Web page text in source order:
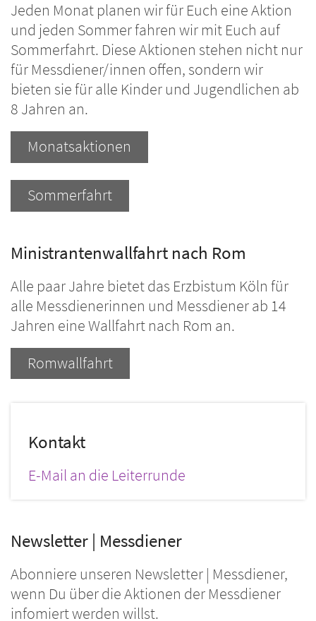
Jeden Monat planen wir für Euch eine Aktion
und jeden Sommer fahren wir mit Euch auf
Sommerfahrt. Diese Aktionen stehen nicht nur
für Messdiener/innen offen, sondern wir
bieten sie für alle Kinder und Jugendlichen ab
8 Jahren an.
Monatsaktionen
Sommerfahrt
Ministrantenwallfahrt nach Rom
Alle paar Jahre bietet das Erzbistum Köln für
alle Messdienerinnen und Messdiener ab 14
Jahren eine Wallfahrt nach Rom an.
Romwallfahrt
Kontakt
E-Mail an die Leiterrunde
Newsletter | Messdiener
Abonniere unseren Newsletter | Messdiener,
wenn Du über die Aktionen der Messdiener
infomiert werden willst.